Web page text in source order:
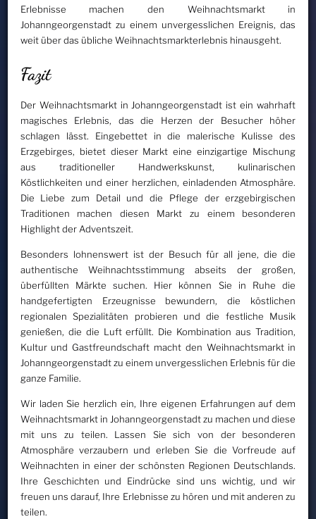
Erlebnisse machen den Weihnachtsmarkt in
Johanngeorgenstadt zu einem unvergesslichen Ereignis, das
weit über das übliche Weihnachtsmarkterlebnis hinausgeht.
Fazit
Der Weihnachtsmarkt in Johanngeorgenstadt ist ein wahrhaft
magisches Erlebnis, das die Herzen der Besucher höher
schlagen lässt. Eingebettet in die malerische Kulisse des
Erzgebirges, bietet dieser Markt eine einzigartige Mischung
aus traditioneller Handwerkskunst, kulinarischen
Köstlichkeiten und einer herzlichen, einladenden Atmosphäre.
Die Liebe zum Detail und die Pflege der erzgebirgischen
Traditionen machen diesen Markt zu einem besonderen
Highlight der Adventszeit.
Besonders lohnenswert ist der Besuch für all jene, die die
authentische Weihnachtsstimmung abseits der großen,
überfüllten Märkte suchen. Hier können Sie in Ruhe die
handgefertigten Erzeugnisse bewundern, die köstlichen
regionalen Spezialitäten probieren und die festliche Musik
genießen, die die Luft erfüllt. Die Kombination aus Tradition,
Kultur und Gastfreundschaft macht den Weihnachtsmarkt in
Johanngeorgenstadt zu einem unvergesslichen Erlebnis für die
ganze Familie.
Wir laden Sie herzlich ein, Ihre eigenen Erfahrungen auf dem
Weihnachtsmarkt in Johanngeorgenstadt zu machen und diese
mit uns zu teilen. Lassen Sie sich von der besonderen
Atmosphäre verzaubern und erleben Sie die Vorfreude auf
Weihnachten in einer der schönsten Regionen Deutschlands.
Ihre Geschichten und Eindrücke sind uns wichtig, und wir
freuen uns darauf, Ihre Erlebnisse zu hören und mit anderen zu
teilen.